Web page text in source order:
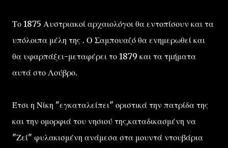
Το 1875 Αυστριακοί αρχαιολόγοι θα εντοπίσουν και τα
υπόλοιπα μέλη της . Ο Σαμπουαζό θα ενημερωθεί και
θα υφαρπάξει-μεταφέρει το 1879 και τα τμήματα
αυτά στο Λούβρο.
Έτσι η Νίκη "εγκαταλείπει" οριστικά την πατρίδα της
και την ομορφιά του νησιού της,καταδικασμένη να
"Ζεί" φυλακισμένη ανάμεσα στα μουντά ντουβάρια